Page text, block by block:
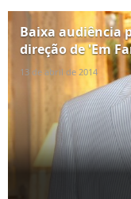
Baixa audiência
direção de 'Em
13 de abril de 2014